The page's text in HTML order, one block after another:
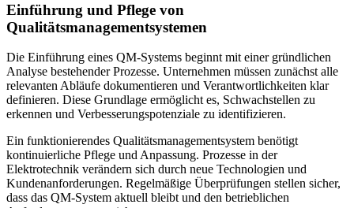
Einführung und Pflege von
Qualitätsmanagementsystemen
Die Einführung eines QM-Systems beginnt mit einer gründlichen
Analyse bestehender Prozesse. Unternehmen müssen zunächst alle
relevanten Abläufe dokumentieren und Verantwortlichkeiten klar
definieren. Diese Grundlage ermöglicht es, Schwachstellen zu
erkennen und Verbesserungspotenziale zu identifizieren.
Ein funktionierendes Qualitätsmanagementsystem benötigt
kontinuierliche Pflege und Anpassung. Prozesse in der
Elektrotechnik verändern sich durch neue Technologien und
Kundenanforderungen. Regelmäßige Überprüfungen stellen sicher,
dass das QM-System aktuell bleibt und den betrieblichen